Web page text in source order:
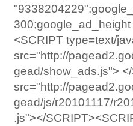
<SCRIPT type=text/
src="http://
gead/show_ads.js">
src="http://
gead/js/r20101117/
.js"></